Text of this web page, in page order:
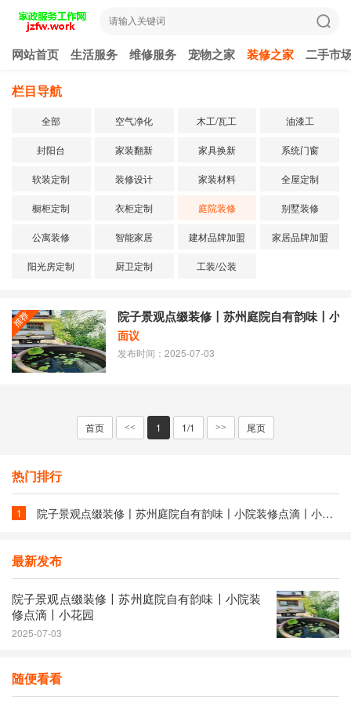
网站首页 生活服务 维修服务 宠物之家 装修之家 二手市
栏目导航
全部 空气净化 木工/瓦工 油漆工
封阳台 家装翻新 家具换新 系统门窗
软装定制 装修设计 家装材料 全屋定制
橱柜定制 衣柜定制 庭院装修 别墅装修
公寓装修 智能家居 建材品牌加盟 家居品牌加盟
阳光房定制 厨卫定制 工装/公装
院子景观点缀装修〡苏州庭院自有韵味〡小
面议
发布时间：2025-07-03
首页 << 1 1/1 >> 尾页
热门排行
1 院子景观点缀装修〡苏州庭院自有韵味〡小院装修点滴〡小花园
最新发布
院子景观点缀装修〡苏州庭院自有韵味〡小院装
修点滴〡小花园
2025-07-03
随便看看